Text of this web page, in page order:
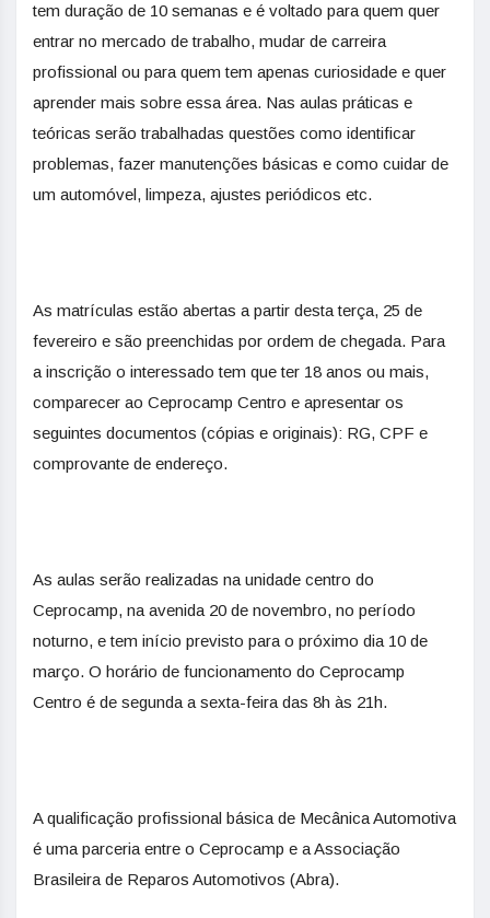
tem duração de 10 semanas e é voltado para quem quer
entrar no mercado de trabalho, mudar de carreira
profissional ou para quem tem apenas curiosidade e quer
aprender mais sobre essa área. Nas aulas práticas e
teóricas serão trabalhadas questões como identificar
problemas, fazer manutenções básicas e como cuidar de
um automóvel, limpeza, ajustes periódicos etc.
As matrículas estão abertas a partir desta terça, 25 de
fevereiro e são preenchidas por ordem de chegada. Para
a inscrição o interessado tem que ter 18 anos ou mais,
comparecer ao Ceprocamp Centro e apresentar os
seguintes documentos (cópias e originais): RG, CPF e
comprovante de endereço.
As aulas serão realizadas na unidade centro do
Ceprocamp, na avenida 20 de novembro, no período
noturno, e tem início previsto para o próximo dia 10 de
março. O horário de funcionamento do Ceprocamp
Centro é de segunda a sexta-feira das 8h às 21h.
A qualificação profissional básica de Mecânica Automotiva
é uma parceria entre o Ceprocamp e a Associação
Brasileira de Reparos Automotivos (Abra).